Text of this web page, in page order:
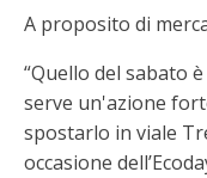
A proposito di
“Quello del sabato
serve un'azione
spostarlo in viale
occasione